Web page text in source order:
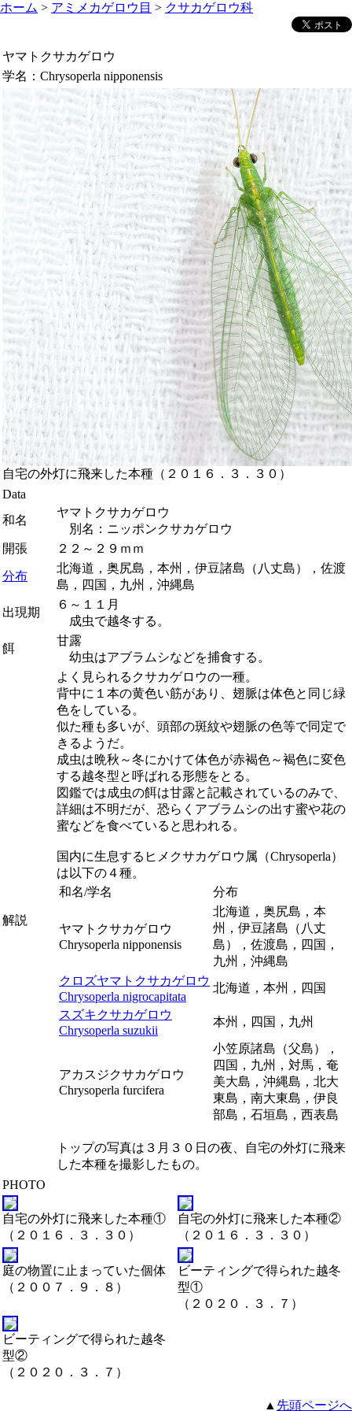
ホーム > アミメカゲロウ目 > クサカゲロウ科
ヤマトクサカゲロウ
学名： Chrysoperla nipponensis
自宅の外灯に飛来した本種（２０１６．３．３０）
Data
和名
ヤマトクサカゲロウ
別名：ニッポンクサカゲロウ
開張
２２～２９ｍｍ
分布
北海道，奥尻島，本州，伊豆諸島（八丈島），佐渡
島，四国，九州，沖縄島
出現期
６～１１月
成虫で越冬する。
餌
甘露
幼虫はアブラムシなどを捕食する。
解説
よく見られるクサカゲロウの一種。
背中に１本の黄色い筋があり、翅脈は体色と同じ緑
色をしている。
似た種も多いが、頭部の斑紋や翅脈の色等で同定で
きるようだ。
成虫は晩秋～冬にかけて体色が赤褐色～褐色に変色
する越冬型と呼ばれる形態をとる。
図鑑では成虫の餌は甘露と記載されているのみで、
詳細は不明だが、恐らくアブラムシの出す蜜や花の
蜜などを食べていると思われる。
国内に生息するヒメクサカゲロウ属（Chrysoperla）
は以下の４種。
和名/学名
分布
ヤマトクサカゲロウ
Chrysoperla nipponensis
北海道，奥尻島，本
州，伊豆諸島（八丈
島），佐渡島，四国，
九州，沖縄島
クロズヤマトクサカゲロウ
Chrysoperla nigrocapitata
北海道，本州，四国
スズキクサカゲロウ
Chrysoperla suzukii
本州，四国，九州
アカスジクサカゲロウ
Chrysoperla furcifera
小笠原諸島（父島），
四国，九州，対馬，奄
美大島，沖縄島，北大
東島，南大東島，伊良
部島，石垣島，西表島
トップの写真は３月３０日の夜、自宅の外灯に飛来
した本種を撮影したもの。
PHOTO
自宅の外灯に飛来した本種①
（２０１６．３．３０）
自宅の外灯に飛来した本種②
（２０１６．３．３０）
庭の物置に止まっていた個体
（２００７．９．８）
ビーティングで得られた越冬
型①
（２０２０．３．７）
ビーティングで得られた越冬
型②
（２０２０．３．７）
▲ 先頭ページへ